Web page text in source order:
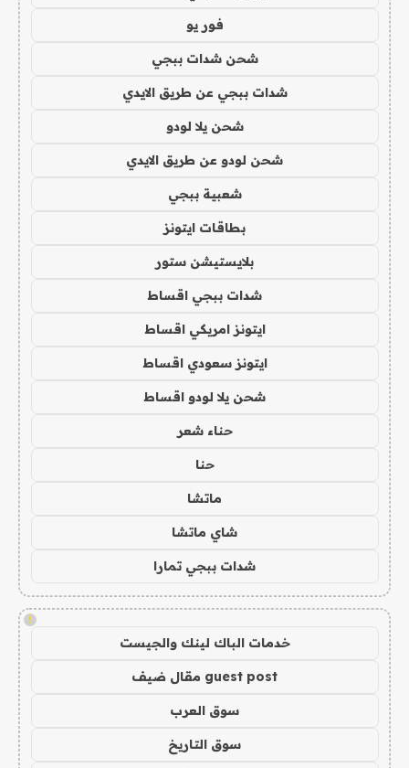
فور يو
شحن شدات ببجي
شدات ببجي عن طريق الايدي
شحن يلا لودو
شحن لودو عن طريق الايدي
شعبية ببجي
بطاقات ايتونز
بلايستيشن ستور
شدات ببجي اقساط
ايتونز امريكي اقساط
ايتونز سعودي اقساط
شحن يلا لودو اقساط
حناء شعر
حنا
ماتشا
شاي ماتشا
شدات ببجي تمارا
!
خدمات الباك لينك والجيست
guest post مقال ضيف
سوق العرب
سوق التاريخ